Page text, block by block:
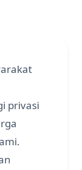
privasi